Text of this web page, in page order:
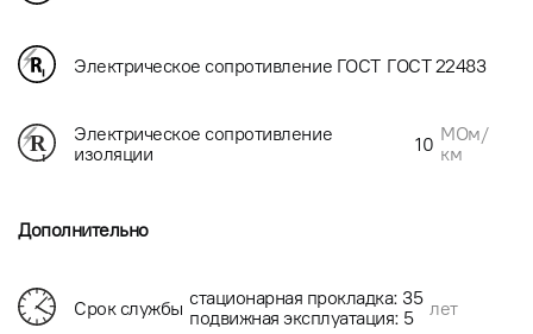
Электрическое сопротивление ГОСТ ГОСТ 22483
Электрическое сопротивление
изоляции
10 МОм/
км
Дополнительно
Срок службы стационарная прокладка: 35
подвижная эксплуатация: 5
лет